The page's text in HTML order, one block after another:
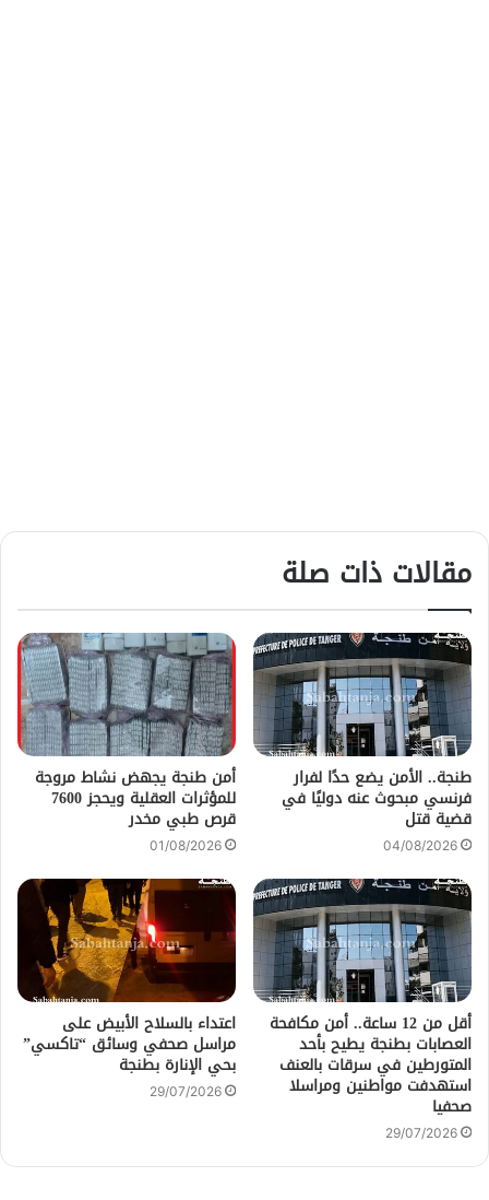
مقالات ذات صلة
طنجة.. الأمن يضع حدًا لفرار
فرنسي مبحوث عنه دوليًا في
قضية قتل
04/08/2026
أمن طنجة يجهض نشاط مروجة
للمؤثرات العقلية ويحجز 7600
قرص طبي مخدر
01/08/2026
أقل من 12 ساعة.. أمن مكافحة
العصابات بطنجة يطيح بأحد
المتورطين في سرقات بالعنف
استهدفت مواطنين ومراسلا
صحفيا
29/07/2026
اعتداء بالسلاح الأبيض على
مراسل صحفي وسائق “تاكسي”
بحي الإنارة بطنجة
29/07/2026